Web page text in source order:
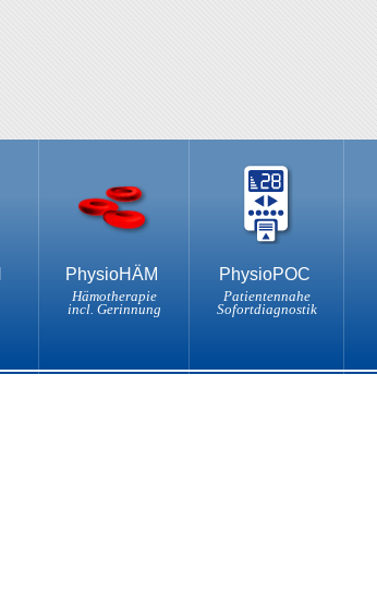
PhysioHÄM
Hämotherapie
incl. Gerinnung
PhysioPOC
Patientennahe
Sofortdiagnostik